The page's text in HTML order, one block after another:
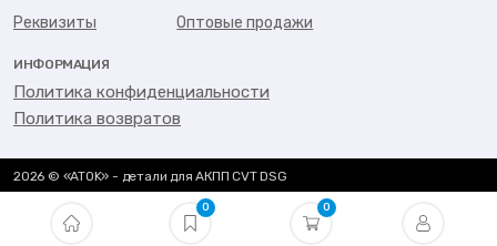
0 0
Реквизиты
Оптовые продажи
ИНФОРМАЦИЯ
Политика конфиденциальности
Политика возвратов
2026 © «ATOK» - детали для АКПП CVT DSG